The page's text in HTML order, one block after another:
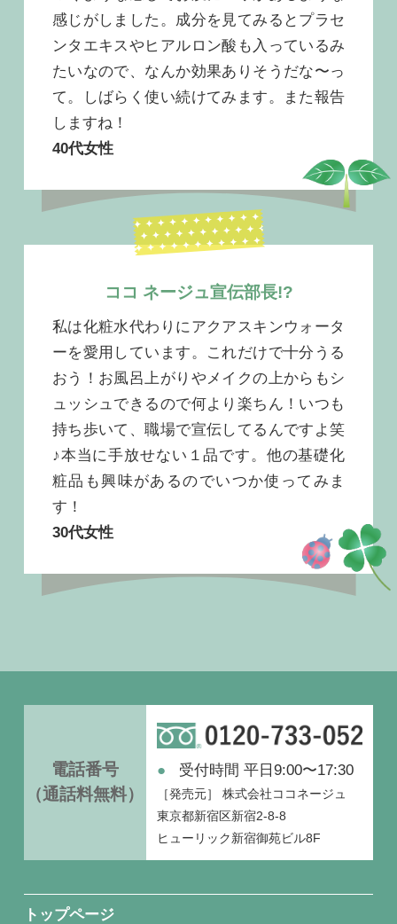
感じがしました。成分を見てみるとプラセ
ンタエキスやヒアルロン酸も入っているみ
たいなので、なんか効果ありそうだな〜っ
て。しばらく使い続けてみます。また報告
しますね！
40代女性
ココ ネージュ宣伝部長!?
私は化粧水代わりにアクアスキンウォータ
ーを愛用しています。これだけで十分うる
おう！お風呂上がりやメイクの上からもシ
ュッシュできるので何より楽ちん！いつも
持ち歩いて、職場で宣伝してるんですよ笑
♪本当に手放せない１品です。他の基礎化
粧品も興味があるのでいつか使ってみま
す！
30代女性
電話番号
（通話料無料）
受付時間 平日9:00〜17:30
［発売元］
株式会社ココネージュ
東京都新宿区新宿2-8-8
ヒューリック新宿御苑ビル8F
トップページ